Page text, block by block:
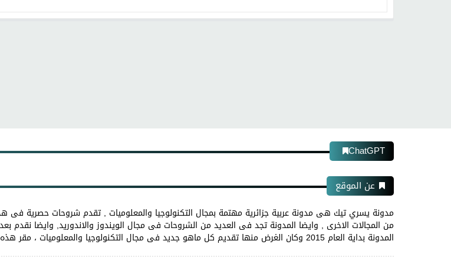
ChatGPT
عن الموقع
مدونة يسري تيك هى مدونة عربية جزائرية مهتمة بمجال التكنولوجيا والمعلوميات , تقدم شروحات حصرية فى
من المجالات الاخرى , وايضا المدونة تجد فى العديد من الشروحات فى مجال الويندوز والاندوريد, وايضا نقدم
المدونة بداية العام 2015 وكان الغرض منها تقديم كل ماهو جديد فى مجال التكنولوجيا والمعلوميات ، مقر هذه المدونة الجزائر و مديرها يسري ديب.